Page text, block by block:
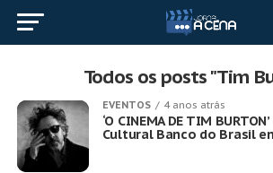
Todos os posts "Tim
EVENTOS 4 anos atrás
‘O CINEMA DE TIM
Cultural Banco do Brasil